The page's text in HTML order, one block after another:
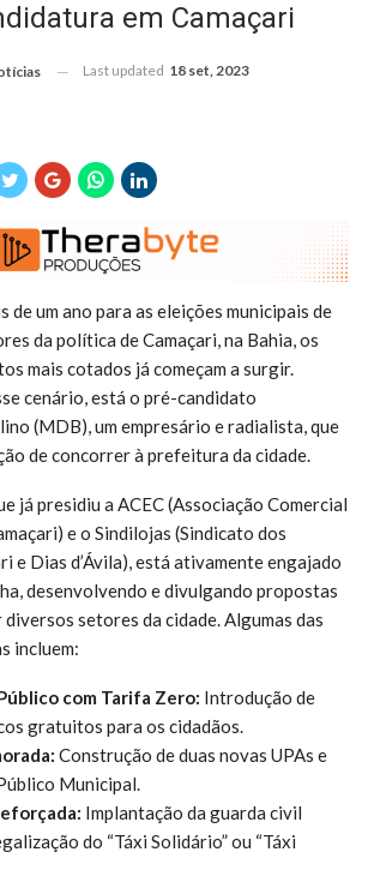
em Camaçari
Last updated 18 set, 2023
de um ano para as eleições municipais de
da política de Camaçari, na Bahia, os
mais cotados já começam a surgir.
cenário, está o pré-candidato
(MDB), um empresário e radialista, que
de concorrer à prefeitura da cidade.
já presidiu a ACEC (Associação Comercial
e o Sindilojas (Sindicato dos
e Dias d’Ávila), está ativamente engajado
desenvolvendo e divulgando propostas
setores da cidade. Algumas das
incluem:
com Tarifa Zero: Introdução de
gratuitos para os cidadãos.
Construção de duas novas UPAs e
Municipal.
Implantação da guarda civil
do “Táxi Solidário” ou “Táxi